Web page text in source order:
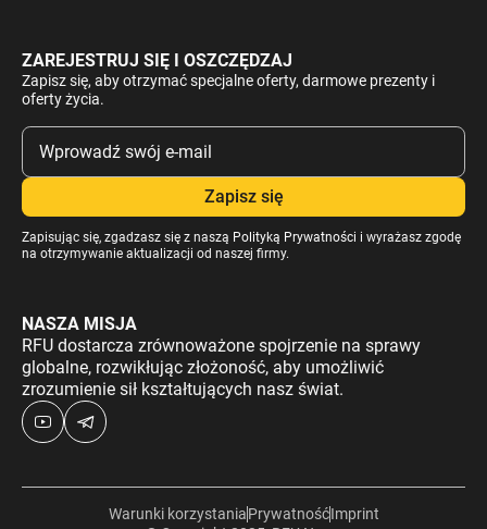
ZAREJESTRUJ SIĘ I OSZCZĘDZAJ
Zapisz się, aby otrzymać specjalne oferty, darmowe prezenty i
oferty życia.
Zapisując się, zgadzasz się z naszą Polityką Prywatności i wyrażasz zgodę
na otrzymywanie aktualizacji od naszej firmy.
NASZA MISJA
RFU dostarcza zrównoważone spojrzenie na sprawy
globalne, rozwikłując złożoność, aby umożliwić
zrozumienie sił kształtujących nasz świat.
Warunki korzystaniaPrywatnośćImprint